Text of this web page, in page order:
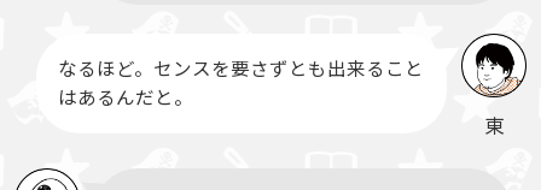
東
なるほど。センスを要さずとも出来ること
はあるんだと。